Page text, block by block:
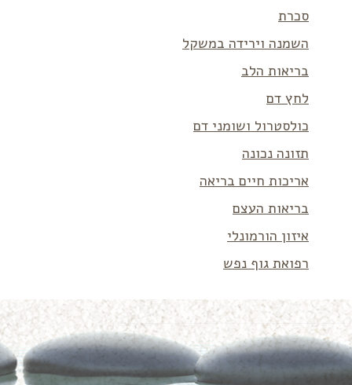
סכרת
השמנה וירידה במשקל
בריאות הלב
לחץ דם
כולסטרול ושומני דם
תזונה נכונה
אריכות חיים בריאה
בריאות העצם
איזון הורמונלי
רפואת גוף נפש